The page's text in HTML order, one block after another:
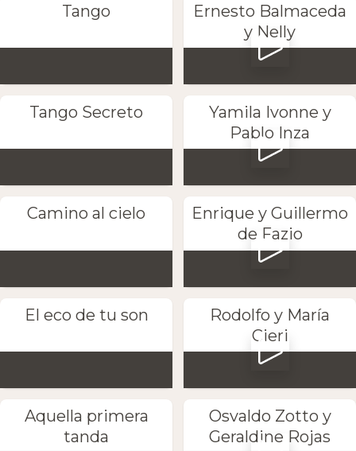
Tango
Ernesto Balmaceda
y Nelly
Tango Secreto
Yamila Ivonne y
Pablo Inza
Camino al cielo
Enrique y Guillermo
de Fazio
El eco de tu son
Rodolfo y María
Cieri
Aquella primera
tanda
Osvaldo Zotto y
Geraldine Rojas